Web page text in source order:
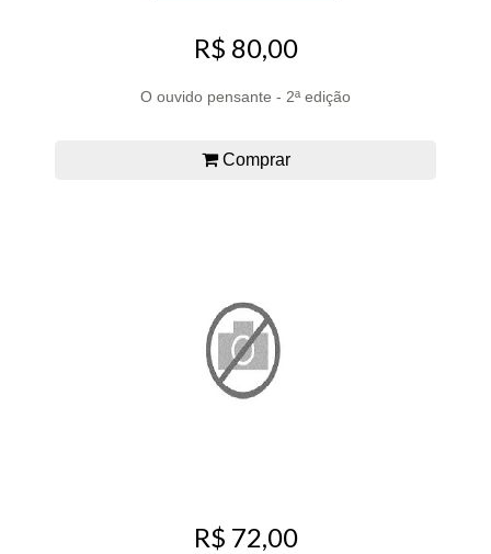
R$ 80,00
O ouvido pensante - 2ª edição
Comprar
R$ 72,00